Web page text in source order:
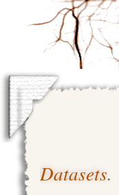
Datasets.